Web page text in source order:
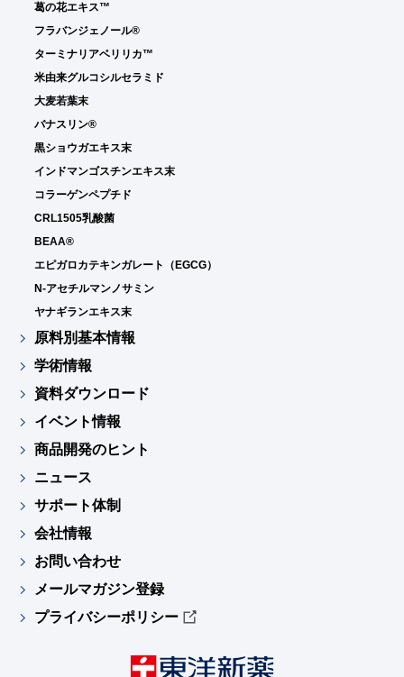
葛の花エキス™
フラバンジェノール®
ターミナリアベリリカ™
米由来グルコシルセラミド
大麦若葉末
バナスリン®
黒ショウガエキス末
インドマンゴスチンエキス末
コラーゲンペプチド
CRL1505乳酸菌
BEAA®
エピガロカテキンガレート（EGCG）
N-アセチルマンノサミン
ヤナギランエキス末
原料別基本情報
学術情報
資料ダウンロード
イベント情報
商品開発のヒント
ニュース
サポート体制
会社情報
お問い合わせ
メールマガジン登録
プライバシーポリシー